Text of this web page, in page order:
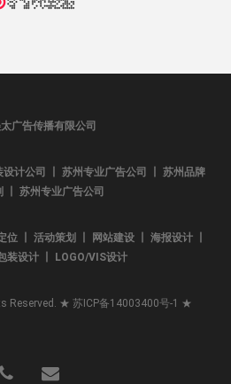
广告传播有限公司
计公司 丨 苏州专业广告公司 丨 苏州品牌
丨 苏州专业广告公司
丨 活动策划 丨 网站建设 丨 海报设计 丨
装设计 丨 LOGO/VIS设计
Reserved. ★苏ICP备14003400号-1 ★
phone email